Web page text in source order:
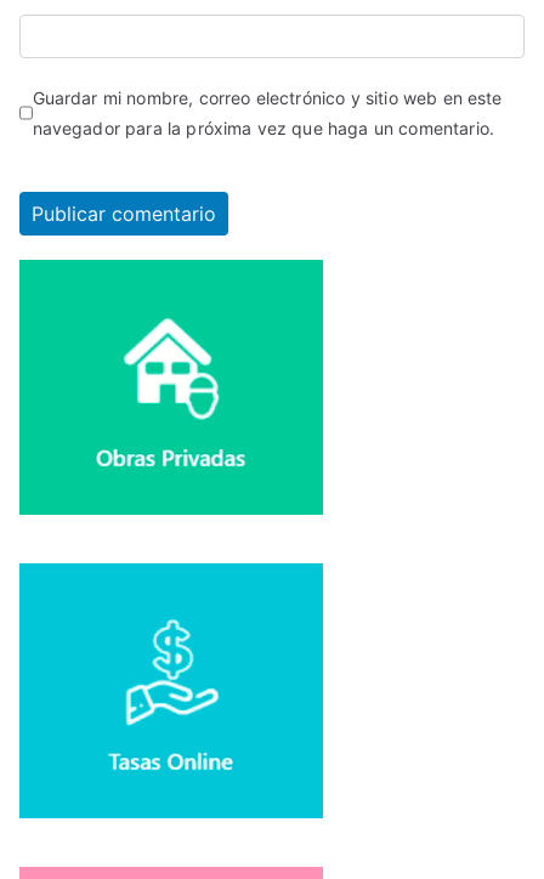
Guardar mi nombre, correo electrónico y sitio web en este
navegador para la próxima vez que haga un comentario.